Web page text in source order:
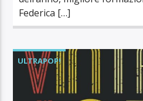
Federica […]
ULTRAPOP!